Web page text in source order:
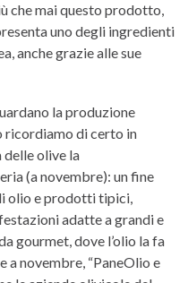
che mai questo prodotto,
uno degli ingredienti
anche grazie alle sue
la produzione
ricordiamo di certo in
olive la
(a novembre): un fine
olio e prodotti tipici,
adatte a grandi e
gourmet, dove l’olio la fa
a novembre, “PaneOlio e